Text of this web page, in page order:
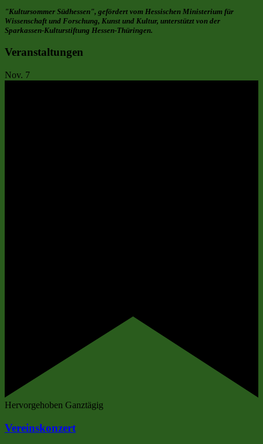
"Kultursommer Südhessen", gefördert vom Hessischen Ministerium für
Wissenschaft und Forschung, Kunst und Kultur, unterstützt von der
Sparkassen-Kulturstiftung Hessen-Thüringen.
Veranstaltungen
Nov. 7
Hervorgehoben Ganztägig
Vereinskonzert